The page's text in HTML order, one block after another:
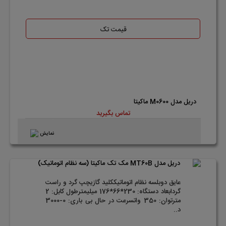
قیمت تک
دریل مدل M0600 ماکیتا
تماس بگیرید
نمایش
عایق دوبلسه نظام اتوماتیککلید گازیچپ گرد و راست
گردابعاد دستگاه: 230*66*176 میلیمترطول کابل: 2
مترتوان: 350 واتسرعت در حال بی باری: 0-3000
د..